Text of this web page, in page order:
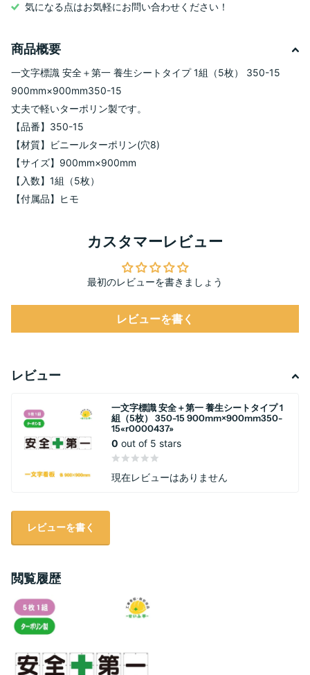
気になる点はお気軽にお問い合わせください！
商品概要
一文字標識 安全＋第一 養生シートタイプ 1組（5枚） 350-15
900mm×900mm350-15
丈夫で軽いターポリン製です。
【品番】350-15
【材質】ビニールターポリン(穴8)
【サイズ】900mm×900mm
【入数】1組（5枚）
【付属品】ヒモ
カスタマーレビュー
最初のレビューを書きましょう
レビューを書く
レビュー
一文字標識 安全＋第一 養生シートタイプ 1
組（5枚） 350-15 900mm×900mm350-
15«r0000437»
0 out of 5 stars
現在レビューはありません
レビューを書く
閲覧履歴